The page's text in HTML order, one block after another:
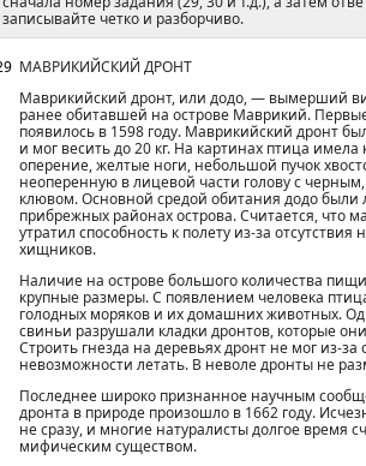
записывайте четко и разборчиво.
МАВРИКИЙСКИЙ ДРОНТ
Маврикийский дронт, или додо, — вымерший
ранее обитавшей на острове Маврикий.
появилось в 1598 году. Маврикийский дронт
и мог весить до 20 кг. На картинах птица имела
оперение, желтые ноги, небольшой пучок
неоперенную в лицевой части голову с
клювом. Основной средой обитания додо были
прибрежных районах острова. Считается, что
утратил способность к полету из-за отсутствия
хищников.
Наличие на острове большого количества
крупные размеры. С появлением человека
голодных моряков и их домашних животных.
свиньи разрушали кладки дронтов, которые
Строить гнезда на деревьях дронт не мог из-за
невозможности летать. В неволе дронты не
Последнее широко признанное научным
дронта в природе произошло в 1662 году.
не сразу, и многие натуралисты долгое время
мифическим существом.